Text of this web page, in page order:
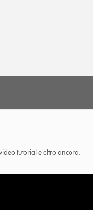
tutorial e altro ancora.